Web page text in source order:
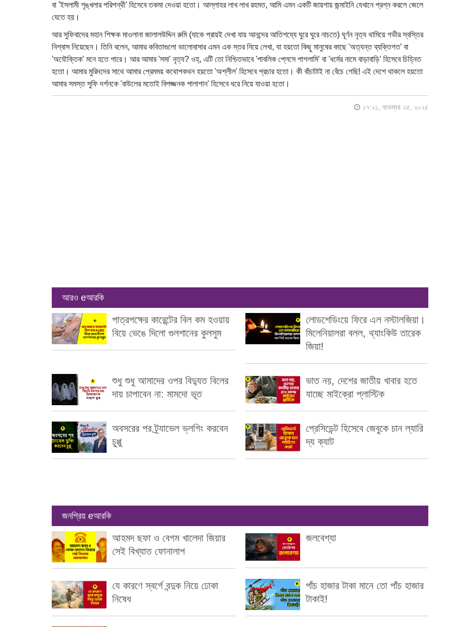
বা 'ইসলামী শৃঙ্খলার পরিপন্থী' হিসেবে তকমা দেওয়া হতো। আল্লাহর লাখ লাখ রহমত, আমি এমন একটি জায়গায় জন্মাইনি যেখানে প্রশ্ন করলে জেলে
যেতে হয়।
আর সুফিবাদের মহান শিক্ষক মাওলানা জালালউদ্দিন রুমি (যাকে প্রায়ই দেখা যায় আনন্দের আতিশয্যে ঘুরে ঘুরে নাচতে) ঘূর্ণন নৃত্য থামিয়ে গভীর স্বস্তির
নিশ্বাস নিয়েছেন। তিনি বলেন, আমার কবিতাগুলো ভালোবাসার এমন এক স্তর নিয়ে লেখা, যা হয়তো কিছু মানুষের কাছে 'অত্যন্ত ব্যক্তিগত' বা
'অযৌক্তিক' মনে হতে পারে। আর আমার 'সমা' নৃত্য? ওহ্, এটি তো নিশ্চিতভাবে 'পাবলিক প্লেসে পাগলামি' বা 'ধর্মের নামে বাড়াবাড়ি' হিসেবে চিহ্নিত
হতো। আমার মুরিদদের সাথে আমার প্রেমময় কথোপকথন হয়তো 'অশ্লীল' হিসেবে প্রচার হতো। কী বাঁচাটাই না বেঁচে গেছি! এই দেশে থাকলে হয়তো
আমার সমস্ত সুফি দর্শনকে 'বাউলের মতোই বিপজ্জনক পালাগান' হিসেবে ধরে নিয়ে যাওয়া হতো।
১৭:২১, নভেম্বর ২৫, ২০২৫
আরও eআরকি
পাত্রপক্ষের কারেন্টের বিল কম হওয়ায়
বিয়ে ভেঙে দিলো গুলশানের কুলসুম
লোডশেডিংয়ে ফিরে এল নস্টালজিয়া।
মিলেনিয়ালরা বলল, থ্যাংকিউ তারেক
জিয়া!
শুধু শুধু আমাদের ওপর বিদ্যুত বিলের
দায় চাপাবেন না: মামদো ভূত
ভাত নয়, দেশের জাতীয় খাবার হতে
যাচ্ছে মাইক্রো প্লাস্টিক
অবসরের পর ট্র্যাভেল ভ্লগিং করবেন
চুপ্পু
প্রেসিডেন্ট হিসেবে জেবুকে চান ল্যারি
দ্য ক্যাট
জনপ্রিয় eআরকি
আহমদ ছফা ও বেগম খালেদা জিয়ার
সেই বিখ্যাত ফোনালাপ
জলবেশ্যা
যে কারণে স্বর্গে বন্দুক নিয়ে ঢোকা
নিষেধ
পাঁচ হাজার টাকা মানে তো পাঁচ হাজার
টাকাই!